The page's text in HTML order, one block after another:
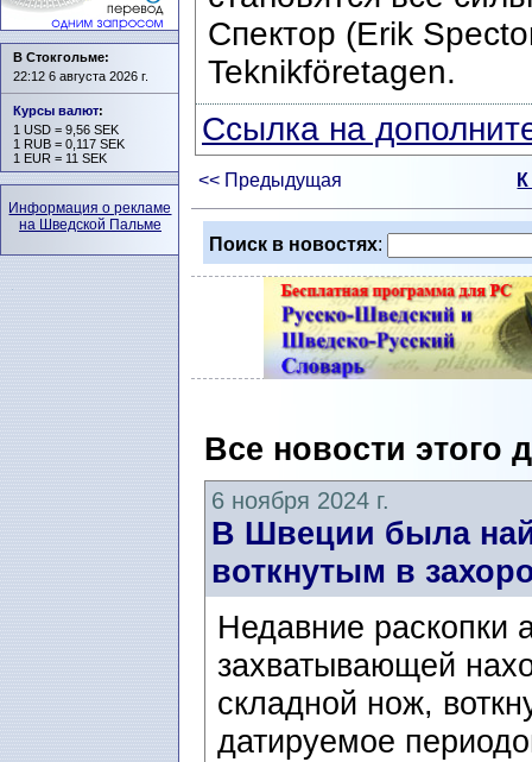
Спектор (Erik
Teknikföretagen.
Ссылка на
<< Предыдущая
Поиск в новостях:
Все новости этого
6 ноября 2024 г.
В Швеции была
воткнутым в
Недавние раскопки
захватывающей
складной нож,
датируемое
В Стокгольме:
22:12 6 августа 2026 г.
Курсы валют:
1 USD = 9,56 SEK
1 RUB = 0,117 SEK
1 EUR = 11 SEK
Информация о рекламе
на Шведской Пальме